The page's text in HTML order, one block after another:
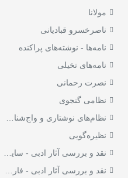
مولانا
ناصرخسرو قبادیانی
نامه‌ها - نوشته‌های پراکنده
نامه‌های تخیلی
نصرت رحمانی
نظامی گنجوی
نظیره‌گویی